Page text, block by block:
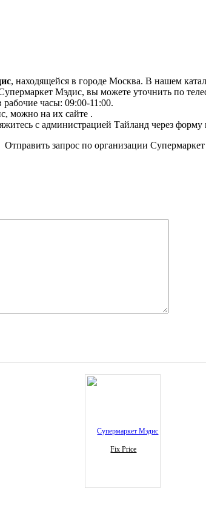
, находящейся в городе Москва. В нашем
Мэдис, вы можете уточнить по
часы: 09:00-11:00.
можно на их сайте .
с администрацией Тайланд через форму
Отправить запрос по организации
Fix Price